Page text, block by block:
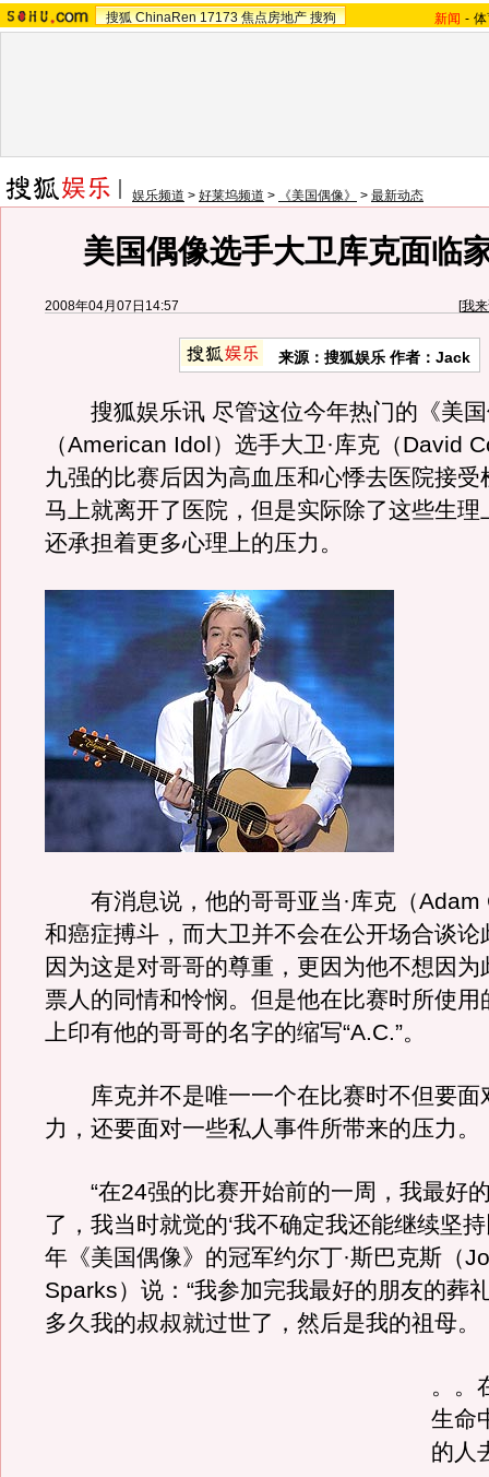
搜狐 ChinaRen 17173 焦点房地产 搜狗 新闻 -
娱乐频道 > 好莱坞频道 > 《美国偶像》 > 最新动态
美国偶像选手大卫库克面临
2008年04月07日14:57 [我
来源：搜狐娱乐 作者：Jack
搜狐娱乐讯 尽管这位今年热门的《美国
（American Idol）选手大卫·库克（David
九强的比赛后因为高血压和心悸去医院接受
马上就离开了医院，但是实际除了这些生理
还承担着更多心理上的压力。
有消息说，他的哥哥亚当·库克（Adam
和癌症搏斗，而大卫并不会在公开场合谈论
因为这是对哥哥的尊重，更因为他不想因为
票人的同情和怜悯。但是他在比赛时所使用
上印有他的哥哥的名字的缩写“A.C.”。
库克并不是唯一一个在比赛时不但要面
力，还要面对一些私人事件所带来的压力。
“在24强的比赛开始前的一周，我最好
了，我当时就觉的‘我不确定我还能继续坚持
年《美国偶像》的冠军约尔丁·斯巴克斯（
Sparks）说：“我参加完我最好的朋友的葬
多久我的叔叔就过世了，然后是我的祖母。
。。
生命
的人